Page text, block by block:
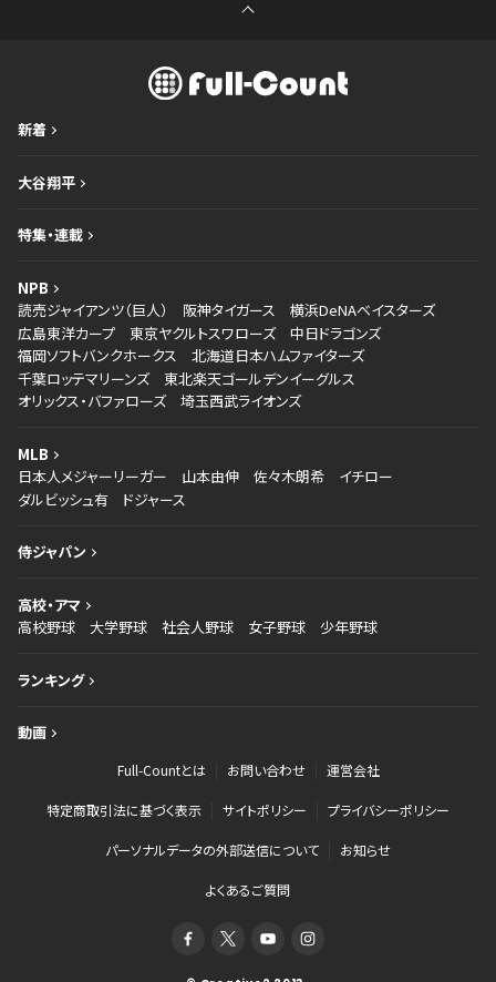
新着
大谷翔平
特集・連載
NPB
読売ジャイアンツ（巨人）
阪神タイガース
横浜DeNAベイスターズ
広島東洋カープ
東京ヤクルトスワローズ
中日ドラゴンズ
福岡ソフトバンクホークス
北海道日本ハムファイターズ
千葉ロッテマリーンズ
東北楽天ゴールデンイーグルス
オリックス・バファローズ
埼玉西武ライオンズ
MLB
日本人メジャーリーガー
山本由伸 佐々木朗希
イチロー
ダルビッシュ有
ドジャース
侍ジャパン
高校・アマ
高校野球
大学野球 社会人野球 女子野球 少年野球
ランキング
動画
Full-Countとは お問い合わせ 運営会社
特定商取引法に基づく表示 サイトポリシー プライバシーポリシー
パーソナルデータの外部送信について お知らせ
よくあるご質問